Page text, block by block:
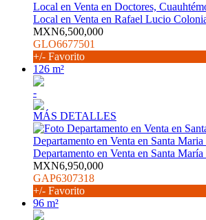
Local en Venta en Doctores,
Local en Venta en Rafael Lucio
MXN6,500,000
GLO6677501
+/- Favorito
126 m²
-
MÁS DETALLES
Departamento en Venta en Santa
Departamento en Venta en Santa
MXN6,950,000
GAP6307318
+/- Favorito
96 m²